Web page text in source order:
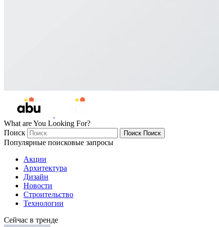
What are You Looking For?
Поиск
Поиск Поиск
Популярные поисковые запросы
Акции
Архитектура
Дизайн
Новости
Строительство
Технологии
Сейчас в тренде